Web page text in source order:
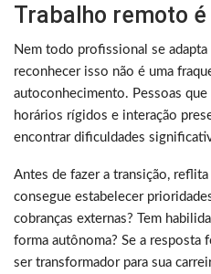
Trabalho remoto
Nem todo profissional se
reconhecer isso não é uma
autoconhecimento. Pessoas
horários rígidos e interação
encontrar dificuldades
Antes de fazer a transição,
consegue estabelecer
cobranças externas? Tem
forma autônoma? Se a
ser transformador para sua